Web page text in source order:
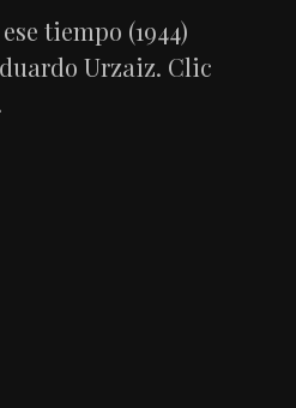
tiempo (1944)
Urzaiz. Clic